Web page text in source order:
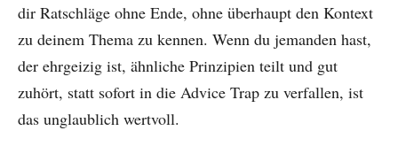
dir Ratschläge ohne Ende, ohne überhaupt den Kontext
zu deinem Thema zu kennen. Wenn du jemanden hast,
der ehrgeizig ist, ähnliche Prinzipien teilt und gut
zuhört, statt sofort in die Advice Trap zu verfallen, ist
das unglaublich wertvoll.